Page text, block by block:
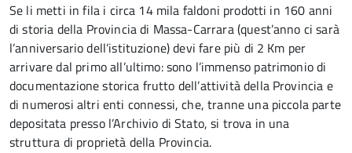
Se li metti in fila i circa 14 mila faldoni prodotti in 160 anni
di storia della Provincia di Massa-Carrara (quest’anno ci sarà
l’anniversario dell’istituzione) devi fare più di 2 Km per
arrivare dal primo all’ultimo: sono l’immenso patrimonio di
documentazione storica frutto dell’attività della Provincia e
di numerosi altri enti connessi, che, tranne una piccola parte
depositata presso l’Archivio di Stato, si trova in una
struttura di proprietà della Provincia.